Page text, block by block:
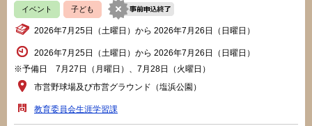
イベント 子ども
2026年7月25日（土曜日）から 2026年7月26日（日曜日）
2026年7月25日（土曜日）から 2026年7月26日（日曜日）
※予備日 7月27日（月曜日）、7月28日（火曜日）
市営野球場及び市営グラウンド（塩浜公園）
教育委員会生涯学習課